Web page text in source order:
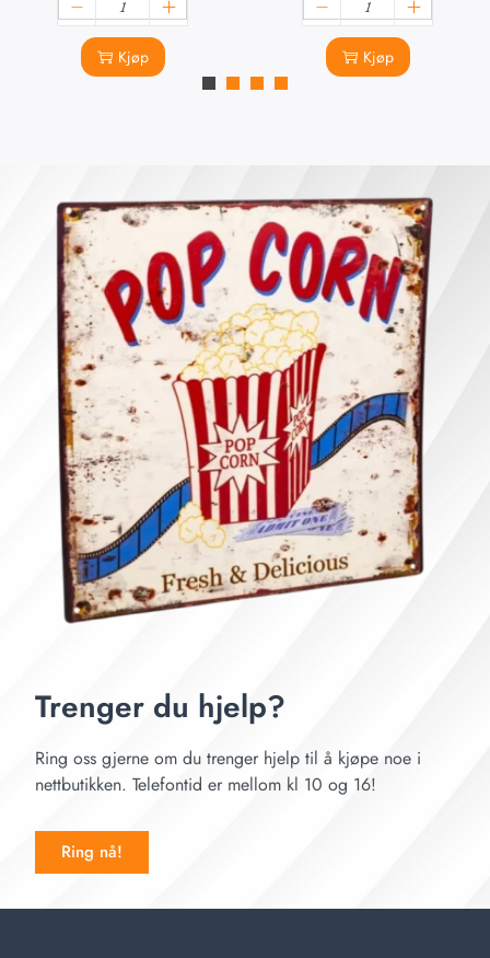
Kjøp Kjøp
Trenger du hjelp?
Ring oss gjerne om du trenger hjelp til å kjøpe noe i
nettbutikken. Telefontid er mellom kl 10 og 16!
Ring nå!